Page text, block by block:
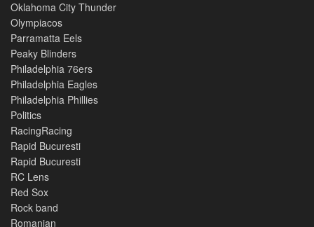
Oklahoma City Thunder
Olympiacos
Parramatta Eels
Peaky Blinders
Philadelphia 76ers
Philadelphia Eagles
Philadelphia Phillies
Politics
RacingRacing
Rapid Bucuresti
Rapid Bucuresti
RC Lens
Red Sox
Rock band
Romanian